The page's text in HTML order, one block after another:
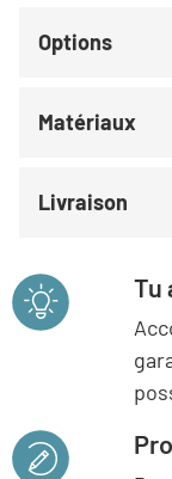
Options
Matériaux
Livraison
Tu